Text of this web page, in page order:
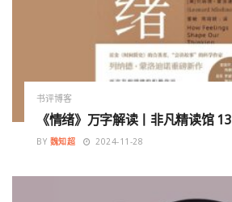
书评博客
《情绪》万字解读丨非凡精读馆 13
BY 魏知超 2024-11-28